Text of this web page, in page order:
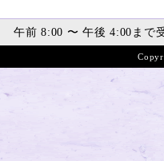
午前 8:00 〜 午後 4:00 まで